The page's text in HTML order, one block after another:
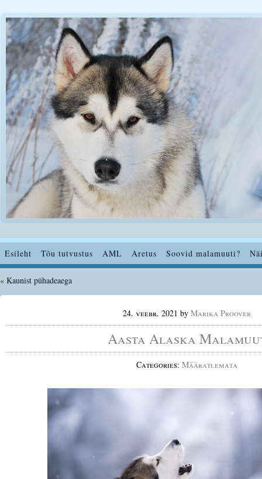
Esileht Tõu tutvustus AML Aretus Soovid malamuuti?
« Kaunist pühadeaega
24. veebr. 2021by Marika Proover
Aasta Alaska
Categories:Määratlemata